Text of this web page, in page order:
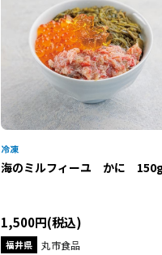
海のミルフィーユ かに 150g
1,500円(税込)
福井県 丸市食品